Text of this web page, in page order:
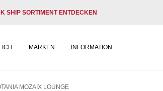
SHIP SORTIMENT ENTDECKEN
MARKEN INFORMATION
MOZAIX LOUNGE